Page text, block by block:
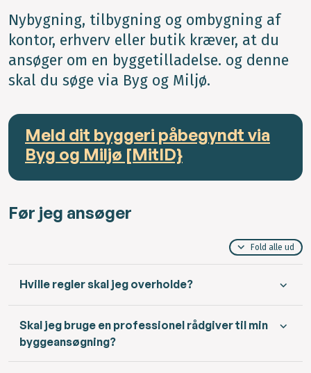
Nybygning, tilbygning og ombygning af
kontor, erhverv eller butik kræver, at du
ansøger om en byggetilladelse. og denne
skal du søge via Byg og Miljø.
Meld dit byggeri påbegyndt via
Byg og Miljø [MitID}
Før jeg ansøger
Fold alle ud
Hville regler skal jeg overholde?
Skal jeg bruge en professionel rådgiver til min
byggeansøgning?